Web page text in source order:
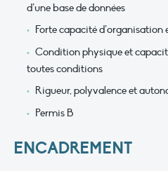
d’une base de données
Forte capacité d’organisation
Condition physique et
toutes conditions
Rigueur, polyvalence et
Permis B
ENCADREMENT